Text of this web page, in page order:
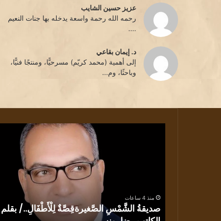
عزيز حسين الشايب
رحمه الله رحمة واسعة يدخله بها جنات النعيم
....
د. إيمان بقاعي
إلى أهمية (محمد كريّم) مسرحيًّا، ومنتجًا فنيًّا،
وباحثًا، وم...
يونس
منذ 4 ساعات
صديقةُ الشَّمْسِ الصَّغيرةقِصَّةٌ لِلْأَطْفَالِ../ بقلم